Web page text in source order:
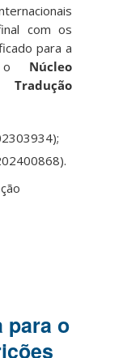
com os
para a
o Núcleo
para o